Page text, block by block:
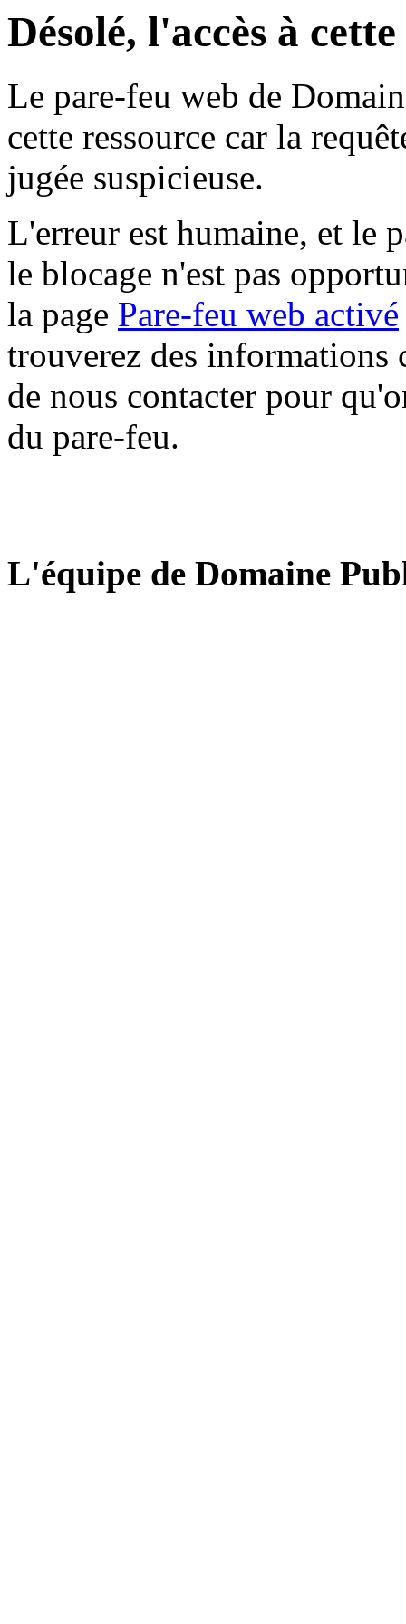
Désolé, l'accès à
Le pare-feu web de
cette ressource car la
jugée suspicieuse.
L'erreur est humaine, et le
le blocage n'est pas
la page Pare-feu web activé
trouverez des informations
de nous contacter pour
du pare-feu.
L'équipe de Domaine